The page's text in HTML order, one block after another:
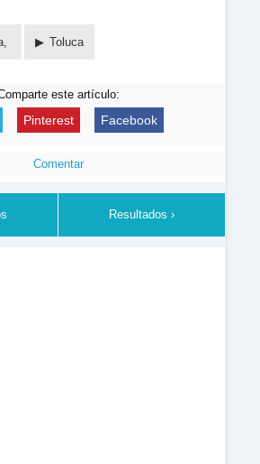
Toluca
este artículo:
Pinterest Facebook
Comentar
Resultados ›